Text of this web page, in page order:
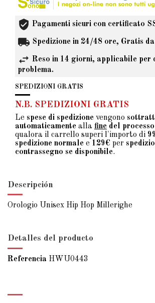
Pagamenti sicuri con certificato
Spedizione in 24/48 ore, Gratis
Reso in 14 giorni, applicabile per
problema.
SPEDIZIONI GRATIS
N.B. SPEDIZIONI GRATIS
Le spese di spedizione vengono
automaticamente alla fine del
qualora il carrello superi l'importo di
spedizione normale e 129€ per
contrassegno se disponibile.
Descripción
Orologio Unisex Hip Hop Millerighe
Detalles del producto
Referencia HWU0443